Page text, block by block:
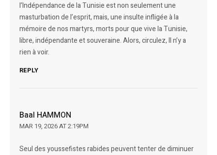
l’Indépendance de la Tunisie est non seulement une
masturbation de l’esprit, mais, une insulte infligée à la
mémoire de nos martyrs, morts pour que vive la Tunisie,
libre, indépendante et souveraine. Alors, circulez, Il n’y a
rien à voir.
REPLY
Baal HAMMON
MAR 19, 2026 AT 2:19PM
Seul des youssefistes rabides peuvent tenter de diminuer